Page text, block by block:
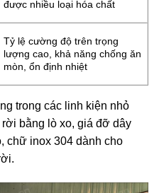
được nhiều loại hóa chất
Tỷ lệ cường độ trên trọng
lượng cao, khả năng chống ăn
mòn, ổn định nhiệt
trong các linh kiện nhỏ
bằng lò xo, giá đỡ dây
chữ inox 304 dành cho